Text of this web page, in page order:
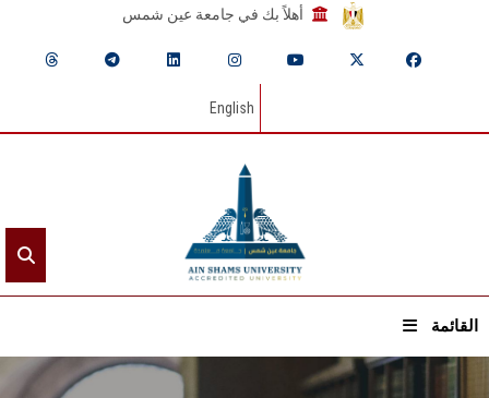
أهلاً بك في جامعة عين شمس
English
القائمة
الرئيسيـة